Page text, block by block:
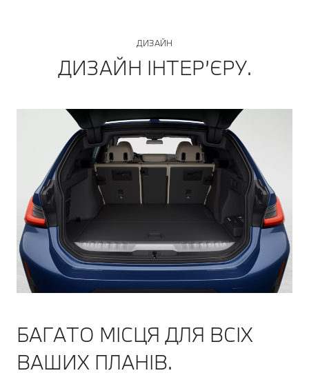
ДИЗАЙН
ДИЗАЙН ІНТЕР’ЄРУ.
БАГАТО МІСЦЯ ДЛЯ ВСІХ
ВАШИХ ПЛАНІВ.